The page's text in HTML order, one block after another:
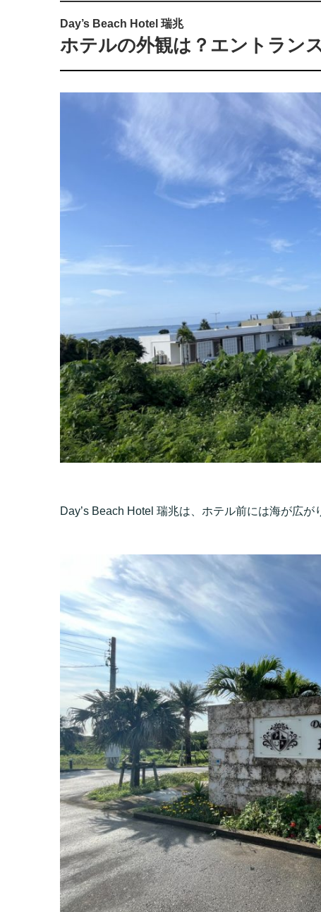
Day’s Beach Hotel 瑞兆
ホテルの外観は？エントラン
Day’s Beach Hotel 瑞兆は、ホテル前には海が広が